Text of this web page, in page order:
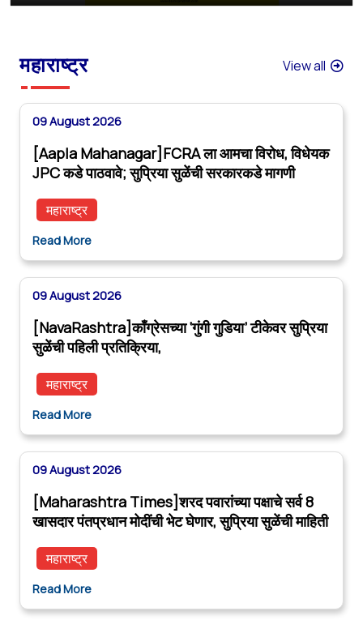
महाराष्ट्र View all
09 August 2026
[Aapla Mahanagar]FCRA ला आमचा विरोध, विधेयक
JPC कडे पाठवावे; सुप्रिया सुळेंची सरकारकडे मागणी
महाराष्ट्र
Read More
09 August 2026
[NavaRashtra]काँग्रेसच्या ‘गुंगी गुडिया’ टीकेवर सुप्रिया
सुळेंची पहिली प्रतिक्रिया,
महाराष्ट्र
Read More
09 August 2026
[Maharashtra Times]शरद पवारांच्या पक्षाचे सर्व 8
खासदार पंतप्रधान मोदींची भेट घेणार, सुप्रिया सुळेंची माहिती
महाराष्ट्र
Read More